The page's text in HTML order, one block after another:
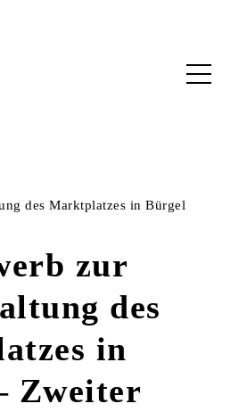
zur
des
in
Zweiter